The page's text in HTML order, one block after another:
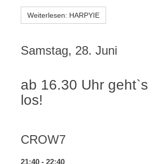
Weiterlesen: HARPYIE
Samstag, 28. Juni
ab 16.30 Uhr geht`s
los!
CROW7
21:40 - 22:40